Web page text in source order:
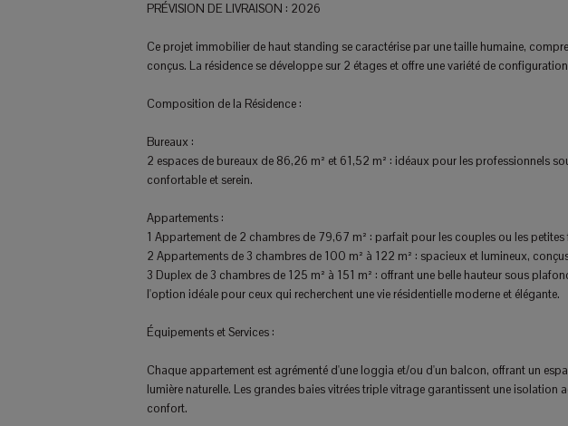
PRÉVISION DE LIVRAISON : 2026
Ce projet immobilier de haut standing se caractérise par une taille humaine,
conçus. La résidence se développe sur 2 étages et offre une variété de
Composition de la Résidence :
Bureaux :
2 espaces de bureaux de 86,26 m² et 61,52 m² : idéaux pour les professionnels
confortable et serein.
Appartements :
1 Appartement de 2 chambres de 79,67 m² : parfait pour les couples ou les petites
2 Appartements de 3 chambres de 100 m² à 122 m² : spacieux et lumineux,
3 Duplex de 3 chambres de 125 m² à 151 m² : offrant une belle hauteur sous
l'option idéale pour ceux qui recherchent une vie résidentielle moderne et élégante.
Équipements et Services :
Chaque appartement est agrémenté d'une loggia et/ou d'un balcon, offrant un
lumière naturelle. Les grandes baies vitrées triple vitrage garantissent une
confort.